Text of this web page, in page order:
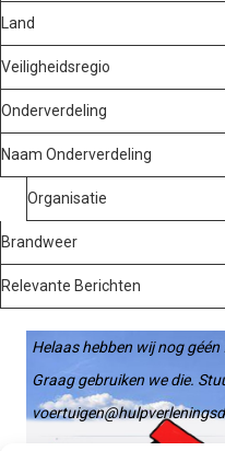
Land
Veiligheidsregio
Onderverdeling
Naam Onderverdeling
Organisatie
Brandweer
Relevante Berichten
Helaas hebben wij nog
Graag gebruiken we die.